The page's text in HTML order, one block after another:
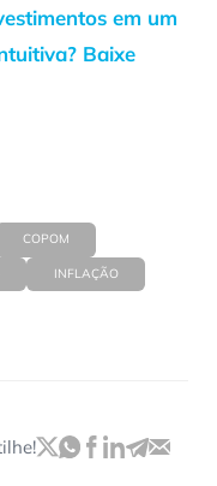
em um
Baixe
COPOM
INFLAÇÃO